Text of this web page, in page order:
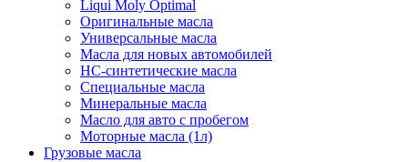
Liqui Moly Optimal
Оригинальные масла
Универсальные масла
Масла для новых автомобилей
HC-синтетические масла
Специальные масла
Минеральные масла
Масло для авто с пробегом
Моторные масла (1л)
Грузовые масла